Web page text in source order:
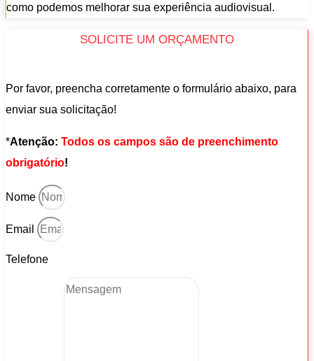
como podemos melhorar sua experiência audiovisual.
SOLICITE UM ORÇAMENTO
Por favor, preencha corretamente o formulário abaixo, para
enviar sua solicitação!
*Atenção: Todos os campos são de preenchimento
obrigatório!
Nome
Email
Telefone